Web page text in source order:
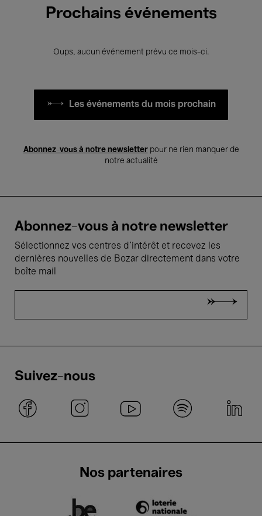
Prochains événements
Oups, aucun événement prévu ce mois-ci.
Les événements du mois prochain
Abonnez-vous à notre newsletterpour ne rien manquer de
notre actualité
Abonnez-vous à notre newsletter
Sélectionnez vos centres d'intérêt et recevez les
dernières nouvelles de Bozar directement dans votre
boîte mail
Suivez-nous
Nos partenaires